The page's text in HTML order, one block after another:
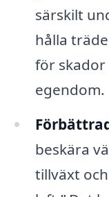
särskilt
hålla
för skador
egendom.
beskära
tillväxt